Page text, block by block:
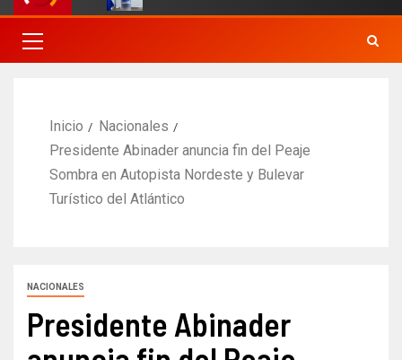
Inicio
Nacionales
Presidente Abinader anuncia fin del Peaje
Sombra en Autopista Nordeste y Bulevar
Turístico del Atlántico
NACIONALES
Presidente Abinader